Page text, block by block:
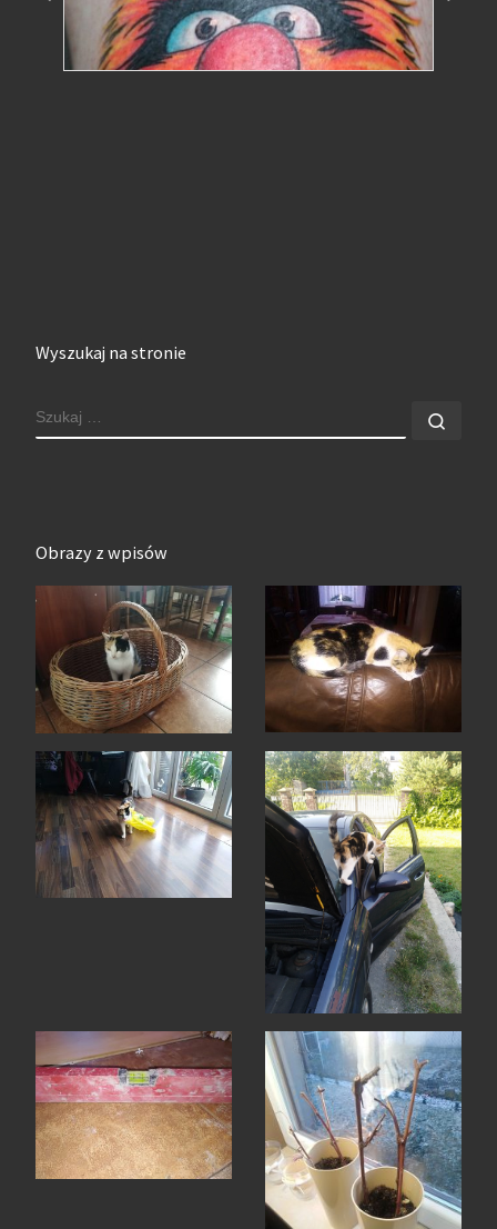
Wyszukaj na stronie
SZUKAJ
Obrazy z wpisów